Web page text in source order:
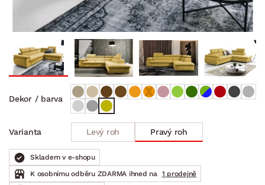
Dekor / barva
Varianta Levý roh Pravý roh
Skladem v e-shopu
K osobnímu odběru ZDARMA ihned na
1 prodejně